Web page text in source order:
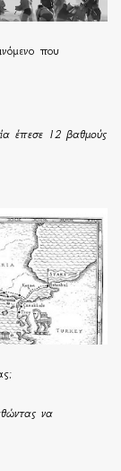
που
έπεσε 12 βαθμούς
να